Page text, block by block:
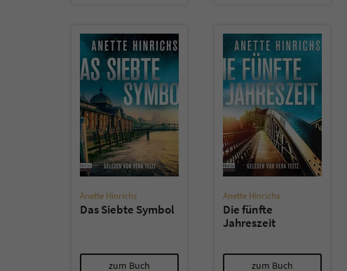
Anette Hinrichs
Das Siebte Symbol
zum Buch
Anette Hinrichs
Die fünfte
Jahreszeit
zum Buch